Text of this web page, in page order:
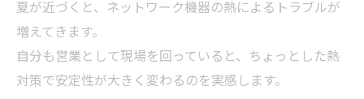
夏が近づくと、ネットワーク機器の熱によるトラブルが
増えてきます。
自分も営業として現場を回っていると、ちょっとした熱
対策で安定性が大きく変わるのを実感します。